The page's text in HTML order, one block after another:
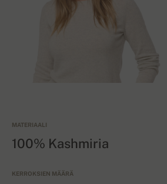
MATERIAALI
100% Kashmiria
KERROKSIEN MÄÄRÄ